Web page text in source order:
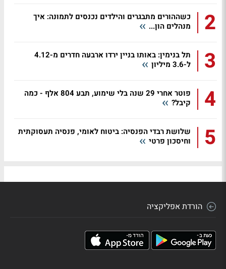
2
כשההורים מתבגרים והילדים נכנסים לתמונה: איך
מנהלים הון...
3
תל בנימין: באותו בניין ירדו ארבעה חדרים מ-4.12
ל-3.6 מיליון
4
פוטר אחרי 29 שנה בלי שימוע, תבע 804 אלף - כמה
קיבל?
5
שלושת רבדי הפנסיה: ביטוח לאומי, פנסיה תעסוקתית
וחיסכון פרטי
הורדת אפליקציה